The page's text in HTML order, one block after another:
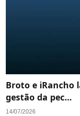
Broto e iRancho
gestão da pec...
14/07/2026